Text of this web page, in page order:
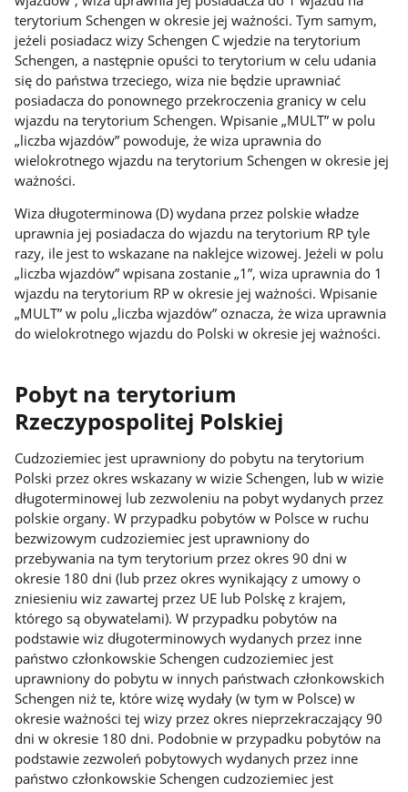
terytorium Schengen w okresie jej ważności. Tym samym,
jeżeli posiadacz wizy Schengen C wjedzie na terytorium
Schengen, a następnie opuści to terytorium w celu udania
się do państwa trzeciego, wiza nie będzie uprawniać
posiadacza do ponownego przekroczenia granicy w celu
wjazdu na terytorium Schengen. Wpisanie „MULT” w polu
„liczba wjazdów” powoduje, że wiza uprawnia do
wielokrotnego wjazdu na terytorium Schengen w okresie jej
ważności.
Wiza długoterminowa (D) wydana przez polskie władze
uprawnia jej posiadacza do wjazdu na terytorium RP tyle
razy, ile jest to wskazane na naklejce wizowej. Jeżeli w polu
„liczba wjazdów” wpisana zostanie „1”, wiza uprawnia do 1
wjazdu na terytorium RP w okresie jej ważności. Wpisanie
„MULT” w polu „liczba wjazdów” oznacza, że wiza uprawnia
do wielokrotnego wjazdu do Polski w okresie jej ważności.
Pobyt na terytorium
Rzeczypospolitej Polskiej
Cudzoziemiec jest uprawniony do pobytu na terytorium
Polski przez okres wskazany w wizie Schengen, lub w wizie
długoterminowej lub zezwoleniu na pobyt wydanych przez
polskie organy. W przypadku pobytów w Polsce w ruchu
bezwizowym cudzoziemiec jest uprawniony do
przebywania na tym terytorium przez okres 90 dni w
okresie 180 dni (lub przez okres wynikający z umowy o
zniesieniu wiz zawartej przez UE lub Polskę z krajem,
którego są obywatelami). W przypadku pobytów na
podstawie wiz długoterminowych wydanych przez inne
państwo członkowskie Schengen cudzoziemiec jest
uprawniony do pobytu w innych państwach członkowskich
Schengen niż te, które wizę wydały (w tym w Polsce) w
okresie ważności tej wizy przez okres nieprzekraczający 90
dni w okresie 180 dni. Podobnie w przypadku pobytów na
podstawie zezwoleń pobytowych wydanych przez inne
państwo członkowskie Schengen cudzoziemiec jest